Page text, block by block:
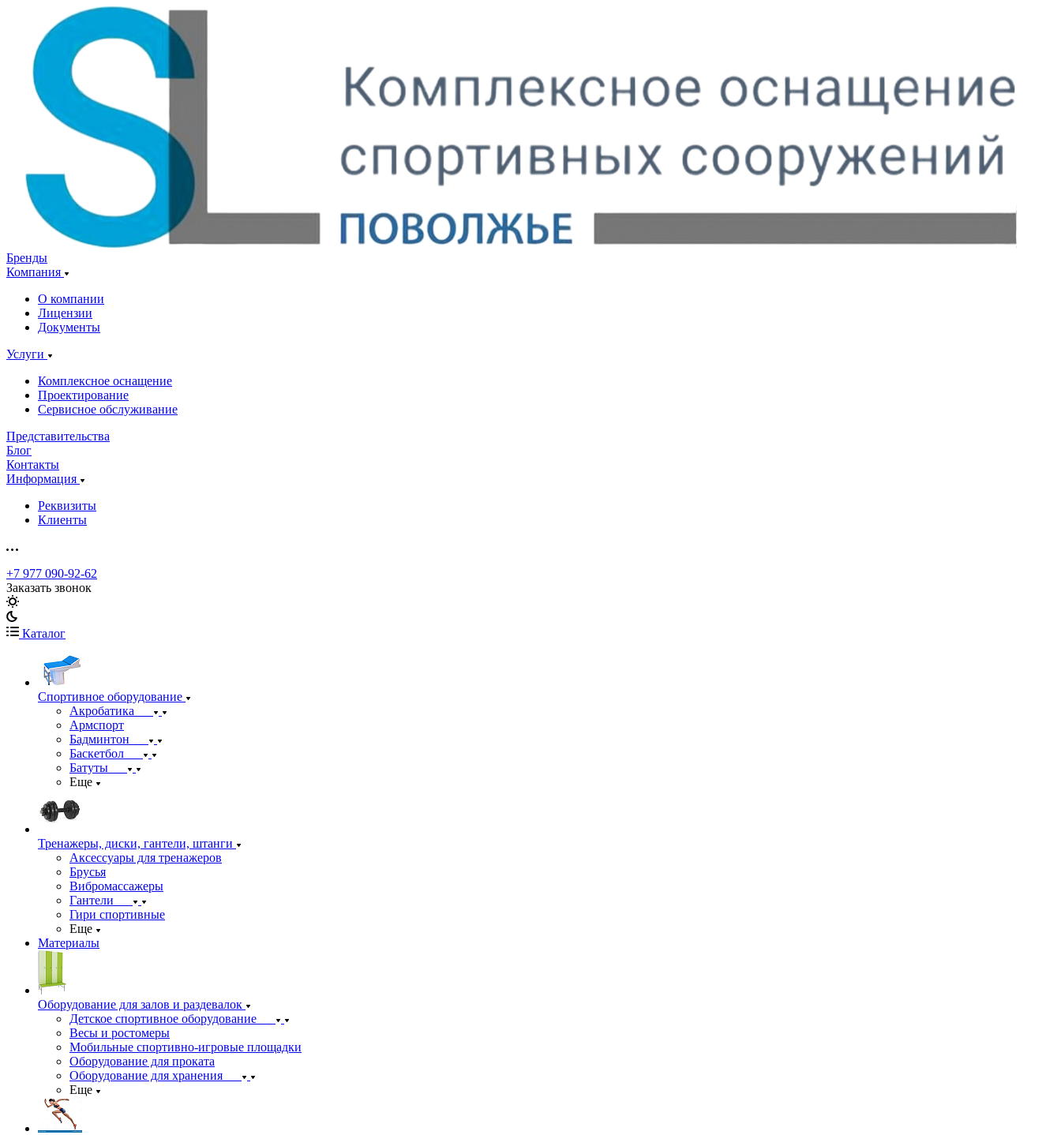
Бренды
Компания
О компании
Лицензии
Документы
Услуги
Комплексное оснащение
Проектирование
Сервисное обслуживание
Представительства
Блог
Контакты
Информация
Реквизиты
Клиенты
+7 977 090-92-62
Заказать звонок
Каталог
Спортивное оборудование
Акробатика
Армспорт
Бадминтон
Баскетбол
Батуты
Еще
Тренажеры, диски, гантели, штанги
Аксессуары для тренажеров
Брусья
Вибромассажеры
Гантели
Гири спортивные
Еще
Материалы
Оборудование для залов и раздевалок
Детское спортивное оборудование
Весы и ростомеры
Мобильные спортивно-игровые площадки
Оборудование для проката
Оборудование для хранения
Еще